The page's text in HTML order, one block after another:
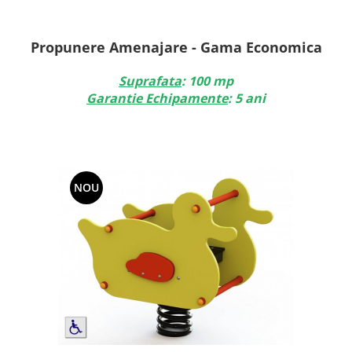
Propunere Amenajare - Gama Economica
Suprafata: 100 mp
Garantie Echipamente: 5 ani
NOU